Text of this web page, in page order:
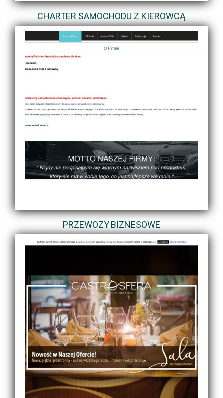
CHARTER SAMOCHODU Z KIEROWCĄ
PRZEWOZY BIZNESOWE